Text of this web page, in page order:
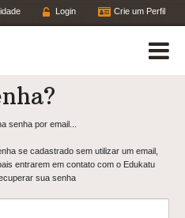
Login Crie um Perfil
senha por email...
se cadastrado sem utilizar um email,
entrarem em contato com o Edukatu
sua senha